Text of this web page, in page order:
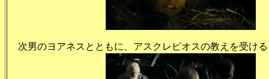
次男のヨアネスとともに、アスクレピオスの教えを受け